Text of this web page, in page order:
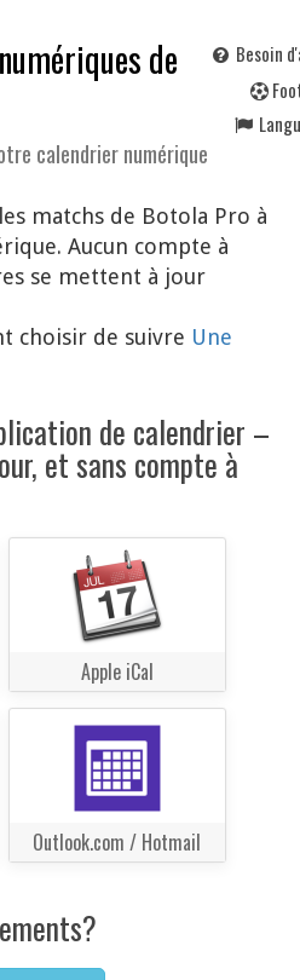
de
calendrier numérique
Besoin
F
matchs de Botola Pro à
Aucun compte à
se mettent à jour
choisir de suivre Une
de calendrier –
et sans compte à
Apple iCal
Outlook.com / Hotmail